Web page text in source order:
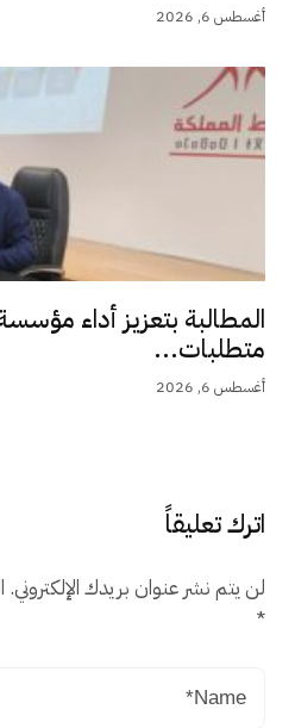
أغسطس 6, 2026
المطالبة بتعزيز أداء
متطلبات...
أغسطس 6, 2026
اترك تعليقاً
لن يتم نشر عنوان بريدك الإلكتروني.
*